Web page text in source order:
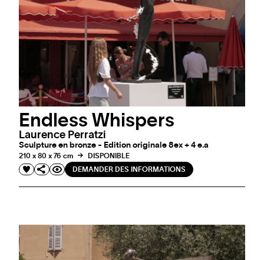
Endless Whispers
Laurence Perratzi
Sculpture en bronze - Edition originale 8ex + 4 e.a
210 x 80 x 76 cm
DISPONIBLE
DEMANDER DES INFORMATIONS